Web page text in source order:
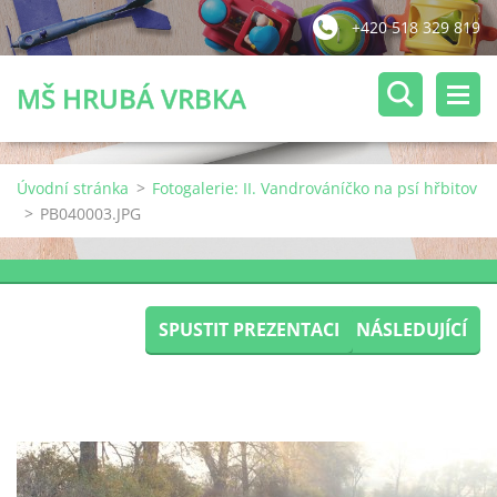
+420 518 329 819
MŠ HRUBÁ VRBKA
Úvodní stránka > Fotogalerie: II. Vandrováníčko na psí hřbitov
> PB040003.JPG
SPUSTIT PREZENTACI NÁSLEDUJÍCÍ